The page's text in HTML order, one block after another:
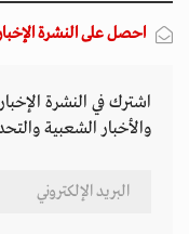
احصل على النشرة
اشترك في النشرة
والأخبار الشعبية